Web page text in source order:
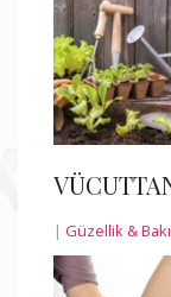
| Güzellik &